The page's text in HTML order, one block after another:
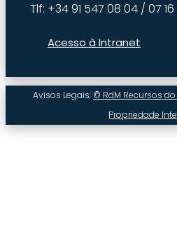
Tlf: +34 91 547 08 04 / 07 16
Acesso à Intranet
Avisos Legais: © RdM Recursos
Propriedade